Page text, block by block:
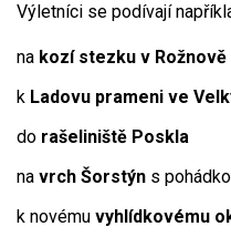
Výletníci se podívají
na kozí stezku v Rožnově
k Ladovu prameni ve
do rašeliniště Poskla
na vrch Šorstýn s
k novému vyhlídkovému